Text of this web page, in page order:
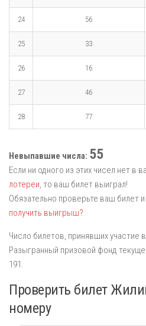
24 56
25 33
26 16
27 46
28 77
Невыпавшие числа: 55
Если ни одного из этих чисел нет в
лотереи, то ваш билет выиграл!
Обязательно проверьте ваш билет
получить выигрыш?
Число билетов, принявших участие
Разыгранный призовой фонд
191.
Проверить билет
номеру